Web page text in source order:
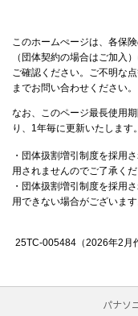
このホームぺージは、各保
（団体契約の場合はご加入
ご確認ください。ご不明な
までお問い合わせください。
なお、このページ最長使用
り、1年毎に更新いたします。
・団体扱割増引制度を採用
用されませんのでご了承くだ
・団体扱割増引制度を採用
用できない場合がございます
25TC-005484（2026年2
パナソ